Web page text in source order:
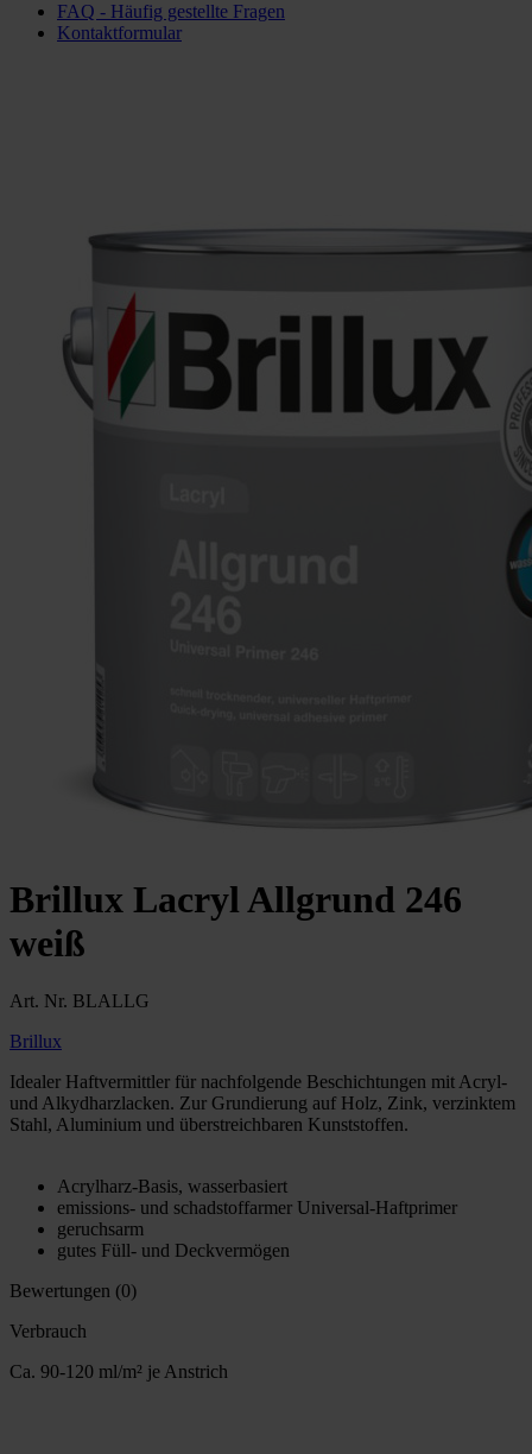
FAQ - Häufig gestellte Fragen
Kontaktformular
Brillux Lacryl Allgrund 246
weiß
Art. Nr. BLALLG
Brillux
Idealer Haftvermittler für nachfolgende Beschichtungen mit Acryl-
und Alkydharzlacken. Zur Grundierung auf Holz, Zink, verzinktem
Stahl, Aluminium und überstreichbaren Kunststoffen.
Acrylharz-Basis, wasserbasiert
emissions- und schadstoffarmer Universal-Haftprimer
geruchsarm
gutes Füll- und Deckvermögen
Bewertungen (0)
Verbrauch
Ca. 90-120 ml/m² je Anstrich